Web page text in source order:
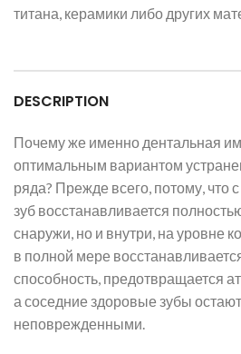
титана, керамики либо других
DESCRIPTION
Почему же именно дентальная
оптимальным вариантом
ряда? Прежде всего, потому, что
зуб восстанавливается
снаружи, но и внутри, на уровне
в полной мере
способность, предотвращается
а соседние здоровые зубы
неповрежденными.